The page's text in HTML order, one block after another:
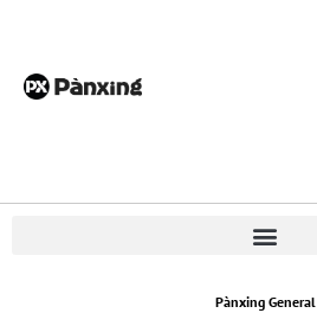
Pànxing General